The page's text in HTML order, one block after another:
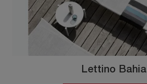
Lettino Bahia